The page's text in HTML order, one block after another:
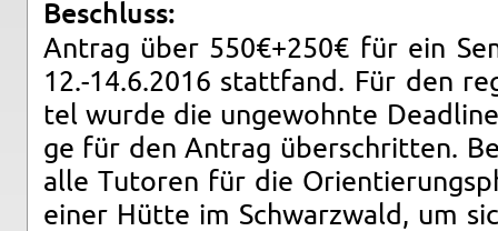
Be­schluss:
An­trag über 550€+250€ für ein
12.-14.6.2016 statt­fand. Für den
tel wurde die un­ge­wohn­te
ge für den An­trag über­schrit­ten.
alle Tu­to­ren für die
einer Hütte im Schwarz­wald, um